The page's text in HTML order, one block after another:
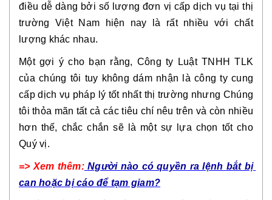
điều dễ dàng bởi số lượng đơn vị cấp dịch vụ tại thị
trường Việt Nam hiện nay là rất nhiều với chất
lượng khác nhau.
Một gợi ý cho bạn rằng, Công ty Luật TNHH TLK
của chúng tôi tuy không dám nhận là công ty cung
cấp dịch vụ pháp lý tốt nhất thị trường nhưng Chúng
tôi thỏa mãn tất cả các tiêu chí nêu trên và còn nhiều
hơn thế, chắc chắn sẽ là một sự lựa chọn tốt cho
Quý vị.
=> Xem thêm: Người nào có quyền ra lệnh bắt bị
can hoặc bị cáo để tạm giam?